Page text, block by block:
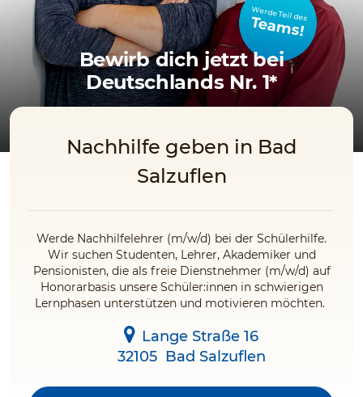
Werde Teil des
Teams!
Bewirb dich jetzt bei
Deutschlands Nr. 1*
Nachhilfe geben in Bad
Salzuflen
Werde Nachhilfelehrer (m/w/d) bei der Schülerhilfe.
Wir suchen Studenten, Lehrer, Akademiker und
Pensionisten, die als freie Dienstnehmer (m/w/d) auf
Honorarbasis unsere Schüler:innen in schwierigen
Lernphasen unterstützen und motivieren möchten.
Lange Straße 16
32105 Bad Salzuflen